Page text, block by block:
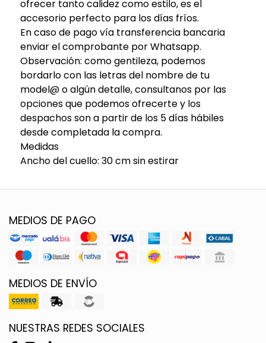
ofrecer tanto calidez como estilo, es el
accesorio perfecto para los días fríos.
En caso de pago vía transferencia bancaria
enviar el comprobante por Whatsapp.
Observación: como gentileza, podemos
bordarlo con las letras del nombre de tu
model@ o algún detalle, consultanos por las
opciones que podemos ofrecerte y los
despachos son a partir de los 5 días hábiles
desde completada la compra.
Medidas
Ancho del cuello: 30 cm sin estirar
MEDIOS DE PAGO
MEDIOS DE ENVÍO
NUESTRAS REDES SOCIALES